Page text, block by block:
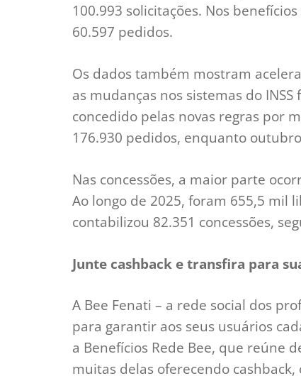
100.993 solicitações. Nos
60.597 pedidos.
Os dados também mostram
as mudanças nos sistemas do
concedido pelas novas regras por
176.930 pedidos, enquanto
Nas concessões, a maior parte
Ao longo de 2025, foram 655,5 mil
contabilizou 82.351 concessões,
Junte cashback e transfira para
A Bee Fenati – a rede social dos
para garantir aos seus usuários
a Benefícios Rede Bee, que reúne
muitas delas oferecendo